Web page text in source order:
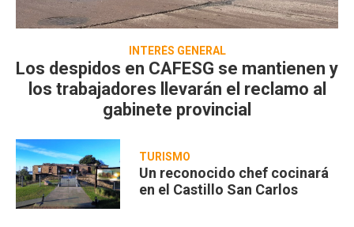
INTERÉS GENERAL
Los despidos en CAFESG se mantienen y
los trabajadores llevarán el reclamo al
gabinete provincial
TURISMO
Un reconocido chef cocinará
en el Castillo San Carlos